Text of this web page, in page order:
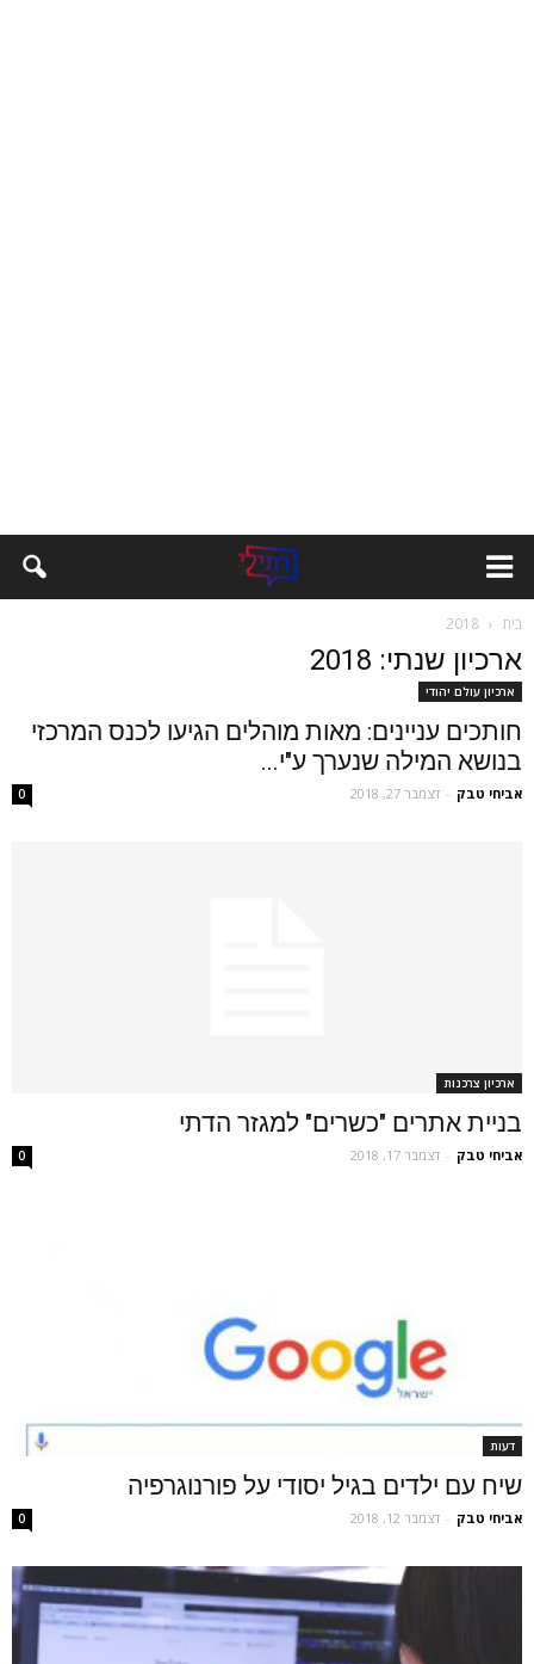
בית 2018
ארכיון שנתי: 2018
ארכיון עולם יהודי
חותכים עניינים: מאות מוהלים הגיעו לכנס המרכזי
בנושא המילה שנערך ע"י...
אביחי טבק - דצמבר 27, 2018 0
ארכיון צרכנות
בניית אתרים "כשרים" למגזר הדתי
אביחי טבק - דצמבר 17, 2018 0
דעות
שיח עם ילדים בגיל יסודי על פורנוגרפיה
אביחי טבק - דצמבר 12, 2018 0